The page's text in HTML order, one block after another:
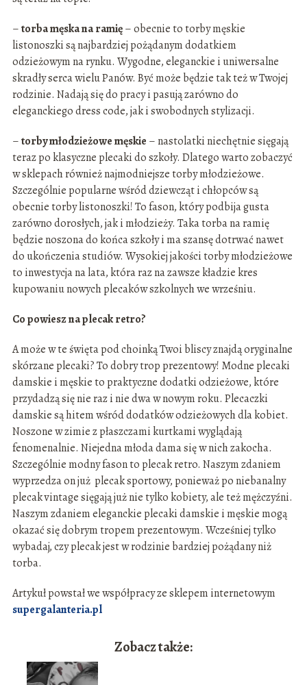
–torba męska na ramię– obecnie to torby męskie
listonoszki są najbardziej pożądanym dodatkiem
odzieżowym na rynku. Wygodne, eleganckie i uniwersalne
skradły serca wielu Panów. Być może będzie tak też w Twojej
rodzinie. Nadają się do pracy i pasują zarówno do
eleganckiego dress code, jak i swobodnych stylizacji.
–torby młodzieżowe męskie – nastolatki niechętnie sięgają
teraz po klasyczne plecaki do szkoły. Dlatego warto zobaczyć
w sklepach również najmodniejsze torby młodzieżowe.
Szczególnie popularne wśród dziewcząt i chłopców są
obecnie torby listonoszki! To fason, który podbija gusta
zarówno dorosłych, jak i młodzieży. Taka torba na ramię
będzie noszona do końca szkoły i ma szansę dotrwać nawet
do ukończenia studiów. Wysokiej jakości torby młodzieżowe
to inwestycja na lata, która raz na zawsze kładzie kres
kupowaniu nowych plecaków szkolnych we wrześniu.
Co powiesz na plecak retro?
A może w te święta pod choinką Twoi bliscy znajdą oryginalne
skórzane plecaki? To dobry trop prezentowy! Modne plecaki
damskie i męskie to praktyczne dodatki odzieżowe, które
przydadzą się nie raz i nie dwa w nowym roku. Plecaczki
damskie są hitem wśród dodatków odzieżowych dla kobiet.
Noszone w zimie z płaszczami kurtkami wyglądają
fenomenalnie. Niejedna młoda dama się w nich zakocha.
Szczególnie modny fason to plecak retro. Naszym zdaniem
wyprzedza on już plecak sportowy, ponieważ po niebanalny
plecak vintage sięgają już nie tylko kobiety, ale też mężczyźni.
Naszym zdaniem eleganckie plecaki damskie i męskie mogą
okazać się dobrym tropem prezentowym. Wcześniej tylko
wybadaj, czy plecak jest w rodzinie bardziej pożądany niż
torba.
Artykuł powstał we współpracy ze sklepem internetowym
supergalanteria.pl
Zobacz także: